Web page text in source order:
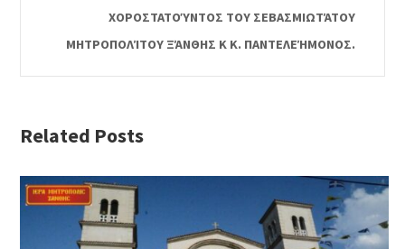
ΧΟΡΟΣΤΑΤΟΎΝΤΟΣ ΤΟΥ ΣΕΒΑΣΜΙΩΤΆΤΟΥ
ΜΗΤΡΟΠΟΛΊΤΟΥ ΞΆΝΘΗΣ Κ Κ. ΠΑΝΤΕΛΕΉΜΟΝΟΣ.
Related Posts